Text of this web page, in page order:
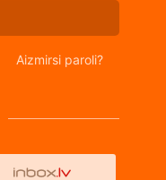
Aizmirsi paroli?